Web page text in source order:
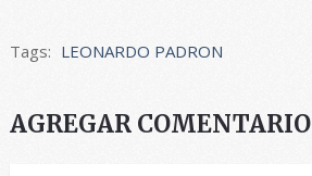
Tags: LEONARDO PADRON
AGREGAR COMENTARIO